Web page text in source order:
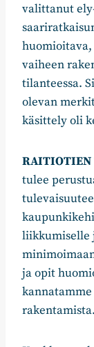
valittanut
huomioitava,
vaiheen
tilanteessa.
olevan
käsittely oli
RAITIOTIEN
tulee
liikkumiselle
ja opit
rakentamista.